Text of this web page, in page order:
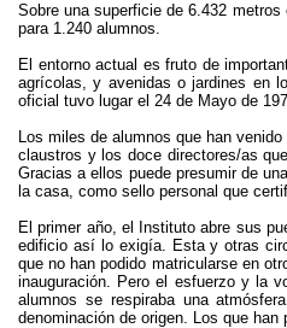
Sobre una superficie de 6.432
para 1.240 alumnos.
El entorno actual es fruto de
agrícolas, y avenidas o jardines en
oficial tuvo lugar el 24 de Mayo de
Los miles de alumnos que han
claustros y los doce directores/as
Gracias a ellos puede presumir de
la casa, como sello personal que
El primer año, el Instituto abre sus
edificio así lo exigía. Esta y otras
que no han podido matricularse en
inauguración. Pero el esfuerzo y la
alumnos se respiraba una
denominación de origen. Los que